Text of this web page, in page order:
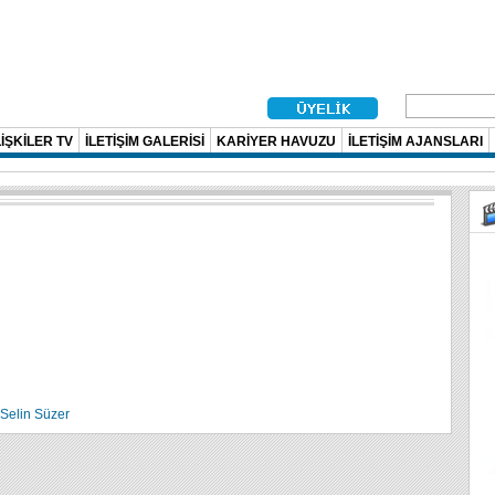
TV İLETİŞİM GALERİSİ KARİYER HAVUZU İLETİŞİM AJANSLARI
Selin Süzer